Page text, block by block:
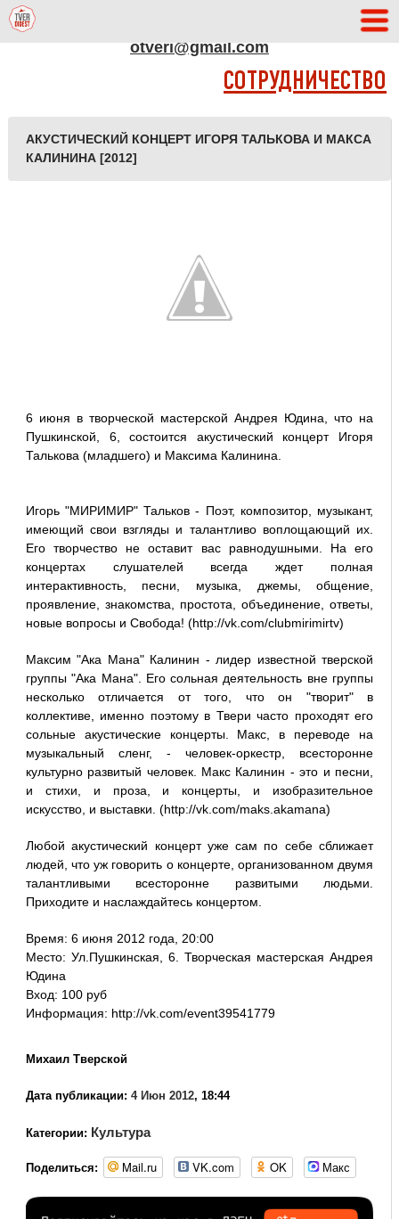
otveri@gmail.com
СОТРУДНИЧЕСТВО
АКУСТИЧЕСКИЙ КОНЦЕРТ ИГОРЯ ТАЛЬКОВА И МАКСА
КАЛИНИНА [2012]
6 июня в творческой мастерской Андрея Юдина, что на
Пушкинской, 6, состоится акустический концерт Игоря
Талькова (младшего) и Максима Калинина.
Игорь "МИРИМИР" Тальков - Поэт, композитор, музыкант,
имеющий свои взгляды и талантливо воплощающий их.
Его творчество не оставит вас равнодушными. На его
концертах слушателей всегда ждет полная
интерактивность, песни, музыка, джемы, общение,
проявление, знакомства, простота, объединение, ответы,
новые вопросы и Свобода! (http://vk.com/clubmirimirtv)
Максим "Ака Мана" Калинин - лидер известной тверской
группы "Ака Мана". Его сольная деятельность вне группы
несколько отличается от того, что он "творит" в
коллективе, именно поэтому в Твери часто проходят его
сольные акустические концерты. Макс, в переводе на
музыкальный сленг, - человек-оркестр, всесторонне
культурно развитый человек. Макс Калинин - это и песни,
и стихи, и проза, и концерты, и изобразительное
искусство, и выставки. (http://vk.com/maks.akamana)
Любой акустический концерт уже сам по себе сближает
людей, что уж говорить о концерте, организованном двумя
талантливыми всесторонне развитыми людьми.
Приходите и наслаждайтесь концертом.
Время: 6 июня 2012 года, 20:00
Место: Ул.Пушкинская, 6. Творческая мастерская Андрея
Юдина
Вход: 100 руб
Информация: http://vk.com/event39541779
Михаил Тверской
Дата публикации: 4 Июн 2012, 18:44
Категории: Культура
Поделиться: Mail.ru VK.com OK Макс